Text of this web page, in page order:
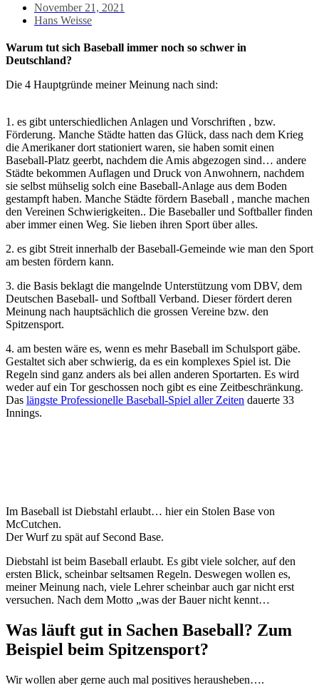
November 21, 2021
Hans Weisse
Warum tut sich Baseball immer noch so schwer in
Deutschland?
Die 4 Hauptgründe meiner Meinung nach sind:
1. es gibt unterschiedlichen Anlagen und Vorschriften , bzw.
Förderung. Manche Städte hatten das Glück, dass nach dem Krieg
die Amerikaner dort stationiert waren, sie haben somit einen
Baseball-Platz geerbt, nachdem die Amis abgezogen sind… andere
Städte bekommen Auflagen und Druck von Anwohnern, nachdem
sie selbst mühselig solch eine Baseball-Anlage aus dem Boden
gestampft haben. Manche Städte fördern Baseball , manche machen
den Vereinen Schwierigkeiten.. Die Baseballer und Softballer finden
aber immer einen Weg. Sie lieben ihren Sport über alles.
2. es gibt Streit innerhalb der Baseball-Gemeinde wie man den Sport
am besten fördern kann.
3. die Basis beklagt die mangelnde Unterstützung vom DBV, dem
Deutschen Baseball- und Softball Verband. Dieser fördert deren
Meinung nach hauptsächlich die grossen Vereine bzw. den
Spitzensport.
4. am besten wäre es, wenn es mehr Baseball im Schulsport gäbe.
Gestaltet sich aber schwierig, da es ein komplexes Spiel ist. Die
Regeln sind ganz anders als bei allen anderen Sportarten. Es wird
weder auf ein Tor geschossen noch gibt es eine Zeitbeschränkung.
Das längste Professionelle Baseball-Spiel aller Zeiten dauerte 33
Innings.
Im Baseball ist Diebstahl erlaubt… hier ein Stolen Base von
McCutchen.
Der Wurf zu spät auf Second Base.
Diebstahl ist beim Baseball erlaubt. Es gibt viele solcher, auf den
ersten Blick, scheinbar seltsamen Regeln. Deswegen wollen es,
meiner Meinung nach, viele Lehrer scheinbar auch gar nicht erst
versuchen. Nach dem Motto „was der Bauer nicht kennt…
Was läuft gut in Sachen Baseball? Zum
Beispiel beim Spitzensport?
Wir wollen aber gerne auch mal positives herausheben….